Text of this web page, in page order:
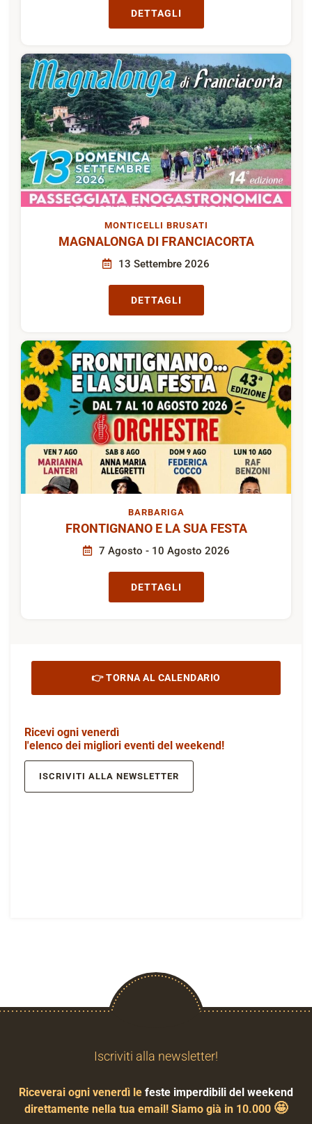
DETTAGLI
MONTICELLI BRUSATI
MAGNALONGA DI FRANCIACORTA
13 Settembre 2026
DETTAGLI
BARBARIGA
FRONTIGNANO E LA SUA FESTA
7 Agosto - 10 Agosto 2026
DETTAGLI
👉 TORNA AL CALENDARIO
Ricevi ogni venerdì
l'elenco dei migliori eventi del weekend!
ISCRIVITI ALLA NEWSLETTER
Iscriviti alla newsletter!
Riceverai ogni venerdì le feste imperdibili del weekend
direttamente nella tua email! Siamo già in 10.000 🤩